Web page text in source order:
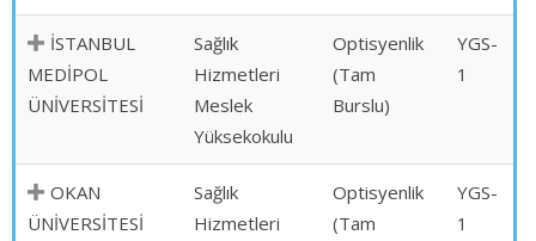
İSTANBUL
MEDİPOL
ÜNİVERSİTESİ
Sağlık
Hizmetleri
Meslek
Yüksekokulu
Optisyenlik
(Tam
Burslu)
YGS-
1
OKAN
ÜNİVERSİTESİ
Sağlık
Hizmetleri
Optisyenlik
(Tam
YGS-
1